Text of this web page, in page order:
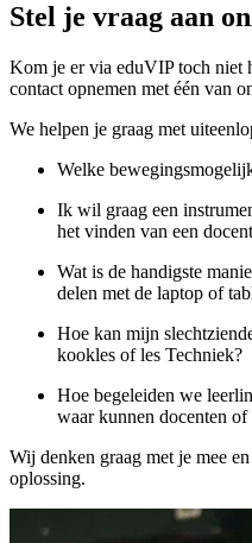
Stel je vraag aan
Kom je er via eduVIP toch niet
contact opnemen met één van
We helpen je graag met
Welke
Ik wil graag een
het vinden van een
Wat is de handigste
delen met de laptop of
Hoe kan mijn
kookles of les Techniek?
Hoe begeleiden we
waar kunnen docenten
Wij denken graag met je mee
oplossing.